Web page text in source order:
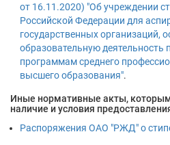
от 16.11.2020) "Об учреждении
Российской Федерации для
государственных организаций,
образовательную деятельность
программам среднего
высшего образования".
Иные нормативные акты,
наличие и условия
Распоряжения ОАО "РЖД" о